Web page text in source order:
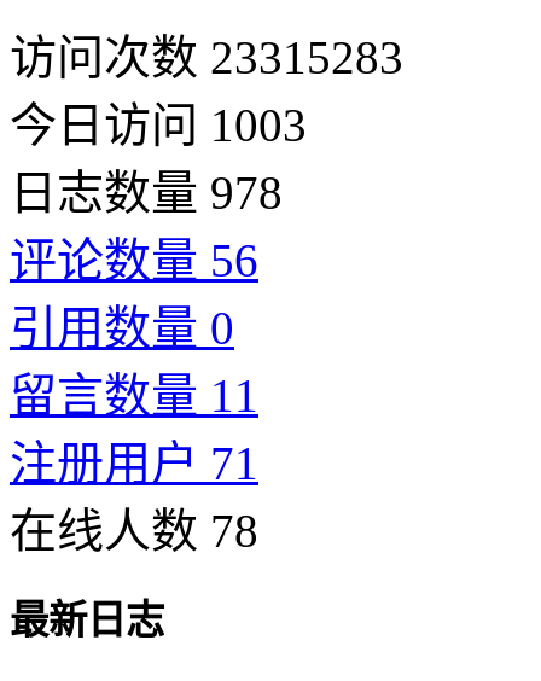
访问次数 23315283
今日访问 1003
日志数量 978
评论数量 56
引用数量 0
留言数量 11
注册用户 71
在线人数 78
最新日志